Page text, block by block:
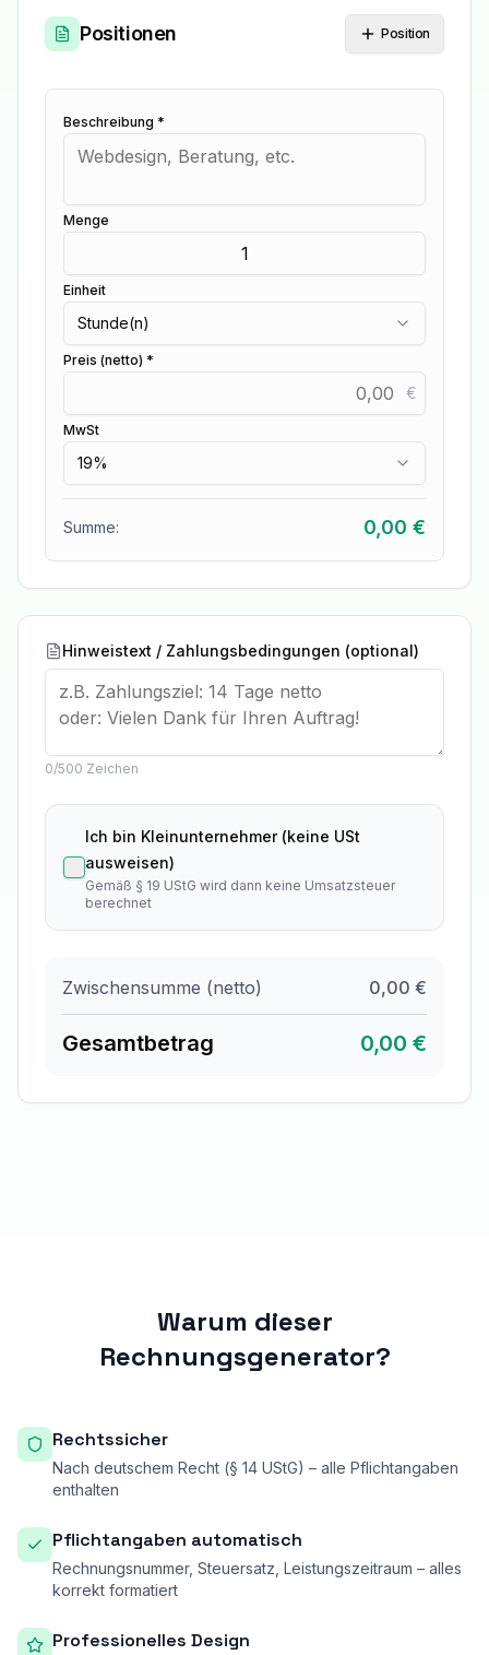
Positionen Position
Beschreibung *
Menge
Einheit
Stunde(n)
Preis (netto) *
€
MwSt
19%
Summe: 0,00 €
Hinweistext / Zahlungsbedingungen (optional)
0/500 Zeichen
Ich bin Kleinunternehmer (keine USt
ausweisen)
Gemäß § 19 UStG wird dann keine Umsatzsteuer
berechnet
Zwischensumme (netto) 0,00 €
Gesamtbetrag 0,00 €
Warum dieser
Rechnungsgenerator?
Rechtssicher
Nach deutschem Recht (§ 14 UStG) – alle Pflichtangaben
enthalten
Pflichtangaben automatisch
Rechnungsnummer, Steuersatz, Leistungszeitraum – alles
korrekt formatiert
Professionelles Design